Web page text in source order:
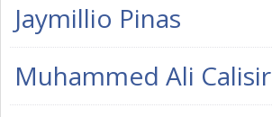
Jaymillio Pinas
Muhammed Ali Calisir